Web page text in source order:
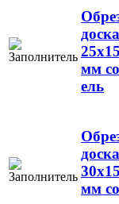
доска
мм
ель
доска
мм